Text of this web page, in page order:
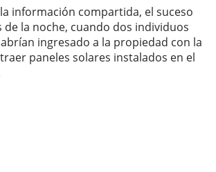
información compartida, el suceso
la noche, cuando dos individuos
ingresado a la propiedad con la
paneles solares instalados en el